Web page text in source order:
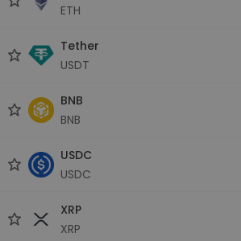
ETH
Tether
USDT
BNB
BNB
USDC
USDC
XRP
XRP